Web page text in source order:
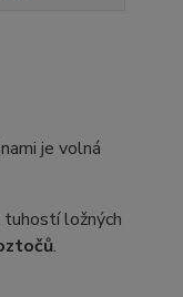
je volná
ložných
.